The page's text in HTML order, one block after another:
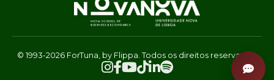
© 1993-2026 ForTuna, by Flippa. Todos os direitos reservados.